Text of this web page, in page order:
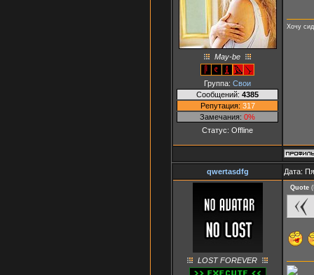
May-be
Группа: Свои
Сообщений: 4385
Репутация: 317
Замечания: 0%
Статус: Offline
Хочу
qwertasdfg Дата:
LOST FOREVER
Quote (